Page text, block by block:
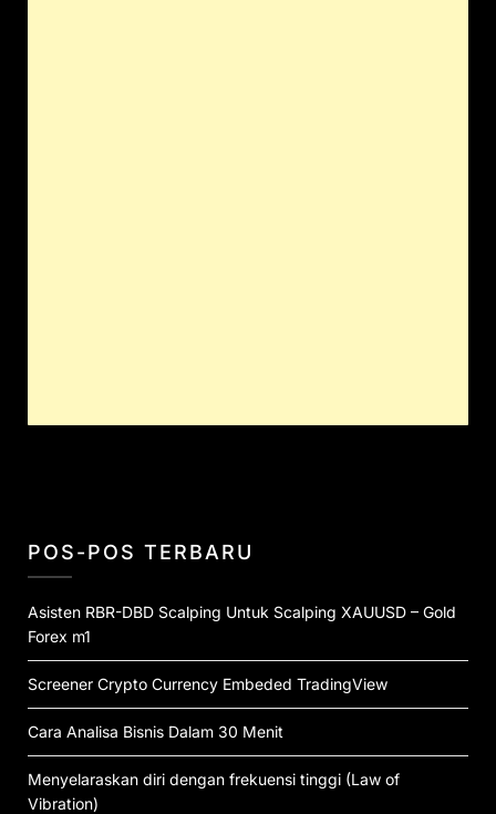
POS-POS TERBARU
Asisten RBR-DBD Scalping Untuk Scalping XAUUSD – Gold
Forex m1
Screener Crypto Currency Embeded TradingView
Cara Analisa Bisnis Dalam 30 Menit
Menyelaraskan diri dengan frekuensi tinggi (Law of
Vibration)